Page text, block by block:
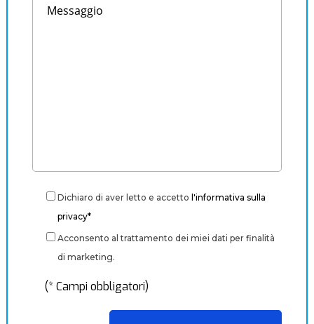
Dichiaro di aver letto e accetto l'informativa sulla
privacy*
Acconsento al trattamento dei miei dati per finalità
di marketing.
(* Campi obbligatori)